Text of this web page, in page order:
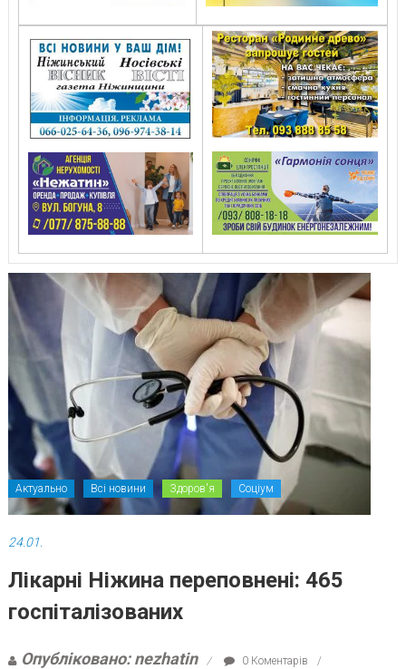
Актуально Всі новини Здоров'я Соціум
24.01.
Лікарні Ніжина переповнені: 465
госпіталізованих
Опубліковано: nezhatin
0 Коментарів